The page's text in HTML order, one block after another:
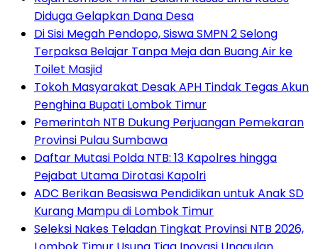
Diduga Gelapkan Dana Desa
Di Sisi Megah Pendopo, Siswa SMPN 2 Selong
Terpaksa Belajar Tanpa Meja dan Buang Air ke
Toilet Masjid
Tokoh Masyarakat Desak APH Tindak Tegas Akun
Penghina Bupati Lombok Timur
Pemerintah NTB Dukung Perjuangan Pemekaran
Provinsi Pulau Sumbawa
Daftar Mutasi Polda NTB: 13 Kapolres hingga
Pejabat Utama Dirotasi Kapolri
ADC Berikan Beasiswa Pendidikan untuk Anak SD
Kurang Mampu di Lombok Timur
Seleksi Nakes Teladan Tingkat Provinsi NTB 2026,